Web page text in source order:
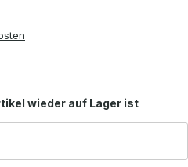
wieder auf Lager ist